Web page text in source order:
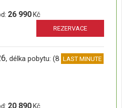
26 990 Kč
REZERVACE
, délka pobytu: (8 dní)LAST MINUTE
20 890 Kč